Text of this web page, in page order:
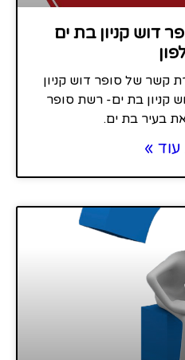
דוש קניון בת ים
קשר של סופר דוש קניון
קניון בת ים- רשת סופר
בעיר בת ים.
»